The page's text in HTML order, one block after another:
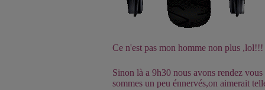
Ce n'est pas mon homme non plus ,lol!!!
Sinon là a 9h30 nous avons rendez
sommes un peu énnervés,on aimerait